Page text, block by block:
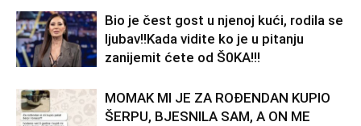
Bio je čest gost u njenoj kući, rodila se
ljubav!!Kada vidite ko je u pitanju
zanijemit ćete od Š0KA!!!
MOMAK MI JE ZA ROĐENDAN KUPIO
ŠERPU, BJESNILA SAM, A ON ME